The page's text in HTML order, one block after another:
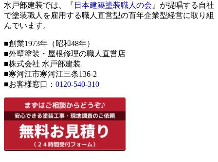
水戸部建装では、『 日本建築塗装職人の会 』が提唱する自社
で塗装職人を雇用する職人直営型の百年企業型経営に取り組
んでいます。
■創業1973年（昭和48年）
■外壁塗装・屋根修理の職人直営店
■株式会社 水戸部建装
■寒河江市寒河江三条136-2
■お客様窓口： 0120-540-310